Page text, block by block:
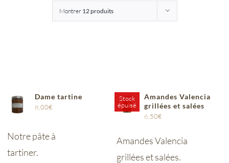
Montrer 12 produits
Dame tartine
8,00€
Notre pâte à
tartiner.
Stock
épuisé
Amandes Valencia
grillées et salées
6,50€
Amandes Valencia
grillées et salées.